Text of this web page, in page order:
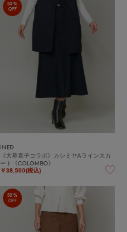
50%
OFF
INED
《大草直子コラボ》カシミヤAラインスカ
ート《COLOMBO》
￥38,500(税込)
50%
OFF